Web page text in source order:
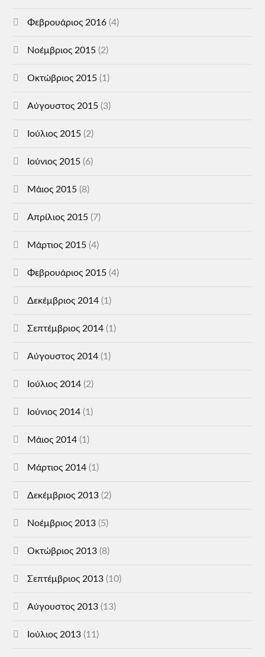
Φεβρουάριος 2016 (4)
Νοέμβριος 2015 (2)
Οκτώβριος 2015 (1)
Αύγουστος 2015 (3)
Ιούλιος 2015 (2)
Ιούνιος 2015 (6)
Μάιος 2015 (8)
Απρίλιος 2015 (7)
Μάρτιος 2015 (4)
Φεβρουάριος 2015 (4)
Δεκέμβριος 2014 (1)
Σεπτέμβριος 2014 (1)
Αύγουστος 2014 (1)
Ιούλιος 2014 (2)
Ιούνιος 2014 (1)
Μάιος 2014 (1)
Μάρτιος 2014 (1)
Δεκέμβριος 2013 (2)
Νοέμβριος 2013 (5)
Οκτώβριος 2013 (8)
Σεπτέμβριος 2013 (10)
Αύγουστος 2013 (13)
Ιούλιος 2013 (11)